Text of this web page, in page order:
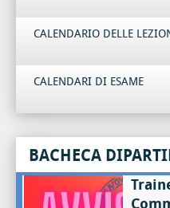
CALENDARIO DELLE
CALENDARI DI ESAME
BACHECA